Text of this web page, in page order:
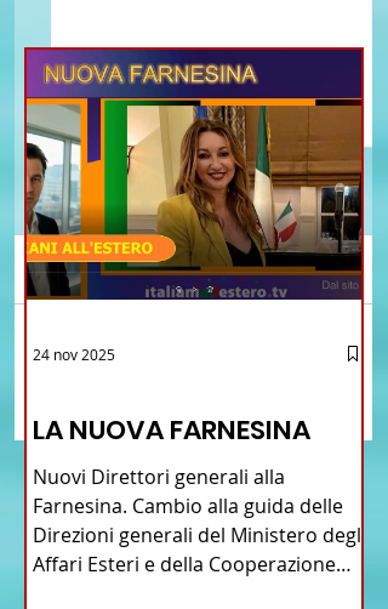
Brasile La Storia del
Commenti
Scrivi un commento...
LA NUOVA FARNESINA
Nuovi Direttori generali alla
Farnesina. Cambio alla guida delle
Direzioni generali del Ministero degli
Affari Esteri e della Cooperazione
24 nov 2025